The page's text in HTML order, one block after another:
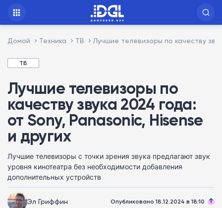
Домой Техника ТВ Лучшие телевизоры по качеству
ТВ
Лучшие телевизоры по
качеству звука 2024 года:
от Sony, Panasonic, Hisense
и других
Лучшие телевизоры с точки зрения звука предлагают звук
уровня кинотеатра без необходимости добавления
дополнительных устройств
Эл Гриффин Опубликовано 18.12.2024 в 18:10